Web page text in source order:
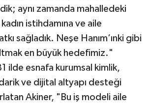
aynı zamanda mahalledeki
istihdamına ve aile
sağladık. Neşe Hanım’ınki gibi
en büyük hedefimiz."
ilde esnafa kurumsal kimlik,
ve dijital altyapı desteği
Akiner, "Bu iş modeli aile